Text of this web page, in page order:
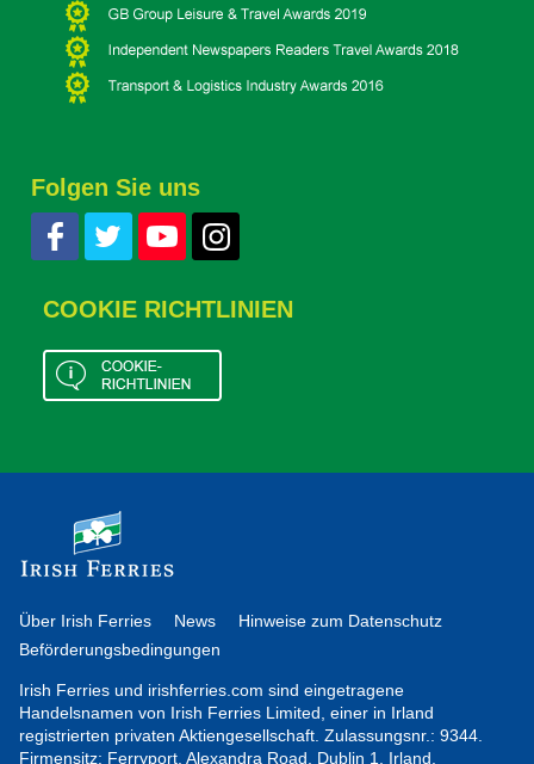
Folgen Sie uns
COOKIE RICHTLINIEN
Über Irish Ferries News
Hinweise zum Datenschutz
Beförderungsbedingungen
Irish Ferries und irishferries.com sind eingetragene
Handelsnamen von Irish Ferries Limited, einer in Irland
registrierten privaten Aktiengesellschaft. Zulassungsnr.: 9344.
Firmensitz: Ferryport, Alexandra Road, Dublin 1, Irland.